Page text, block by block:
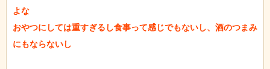
よな
おやつにしては重すぎるし食事って感じでもないし、酒のつまみ
にもならないし